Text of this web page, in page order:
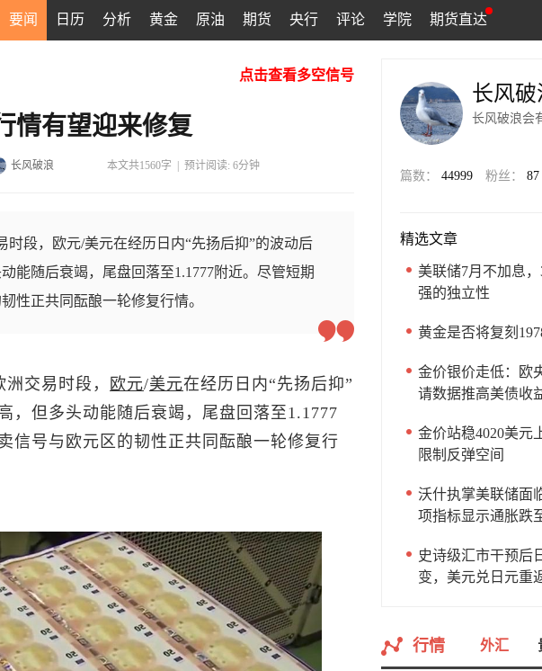
要闻 日历 分析 黄金 原油 期货 央行 评论 学院 期货直达
点击查看多空信号
情有望迎来修复
长风破浪 本文共1560字 | 预计阅读: 6分钟
时段，欧元/美元在经历日内“先扬后抑”的波动后
能随后衰竭，尾盘回落至1.1777附近。尽管短期
性正共同酝酿一轮修复行情。
交易时段， 欧元/美元在经历日内“先扬后抑”
，但多头动能随后衰竭，尾盘回落至1.1777
信号与欧元区的韧性正共同酝酿一轮修复行
长风破
长风破浪会
篇数： 44999 粉丝： 87
精选文章
美联储7月不加息
强的独立性
黄金是否将复刻
金价银价走低：欧
请数据推高美债收
金价站稳4020美元
限制反弹空间
沃什执掌美联储面
项指标显示通胀跌
史诗级汇市干预后
变，美元兑日元重
行情 外汇